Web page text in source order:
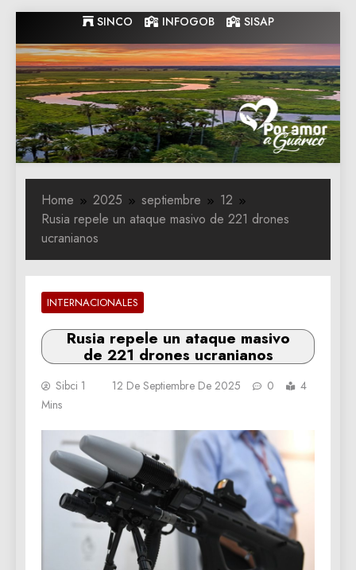
to
content
SINCO INFOGOB SISAP
Gobernacion
de Guarico
Gobernacion de Guarico
Home 2025 septiembre
12
Rusia repele un ataque masivo de 221 drones
ucranianos
INTERNACIONALES
Rusia repele un ataque masivo
de 221 drones ucranianos
Sibci 1 12 De Septiembre De 2025 0
4
Mins